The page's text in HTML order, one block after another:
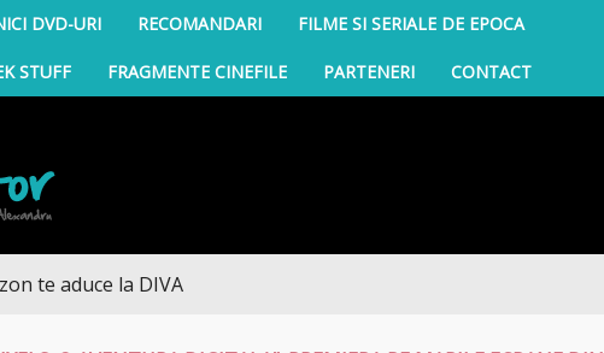
DVD-URI RECOMANDARI FILME SI SERIALE DE EPOCA
STUFF FRAGMENTE CINEFILE PARTENERI CONTACT
la DIVA